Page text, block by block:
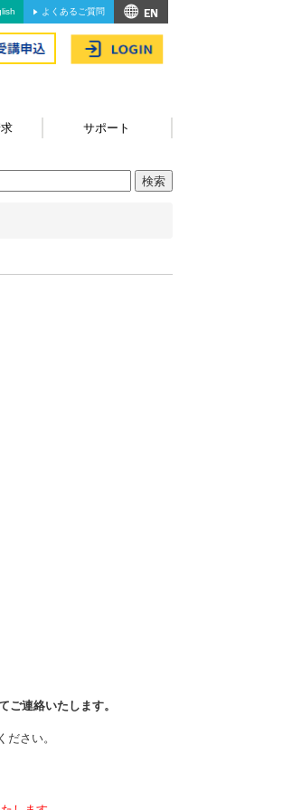
よくあるご質問
サポート
ご連絡いたします。
さい。